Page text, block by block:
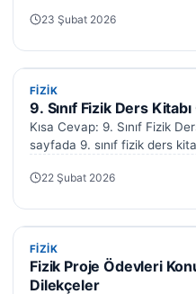
23 Şubat 2026
FIZIK
FIZIK
9. Sınıf Fizik Ders
Kısa Cevap: 9. Sınıf Fizik
sayfada 9. sınıf fizik ders
22 Şubat 2026
FIZIK
FIZIK
Fizik Proje Ödevleri
Dilekçeler